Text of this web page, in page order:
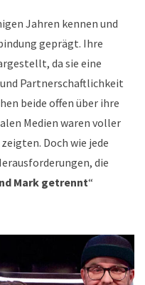
Jahren kennen und
geprägt. Ihre
da sie eine
Partnerschaftlichkeit
beide offen über ihre
Medien waren voller
Doch wie jede
die
Mark getrennt“